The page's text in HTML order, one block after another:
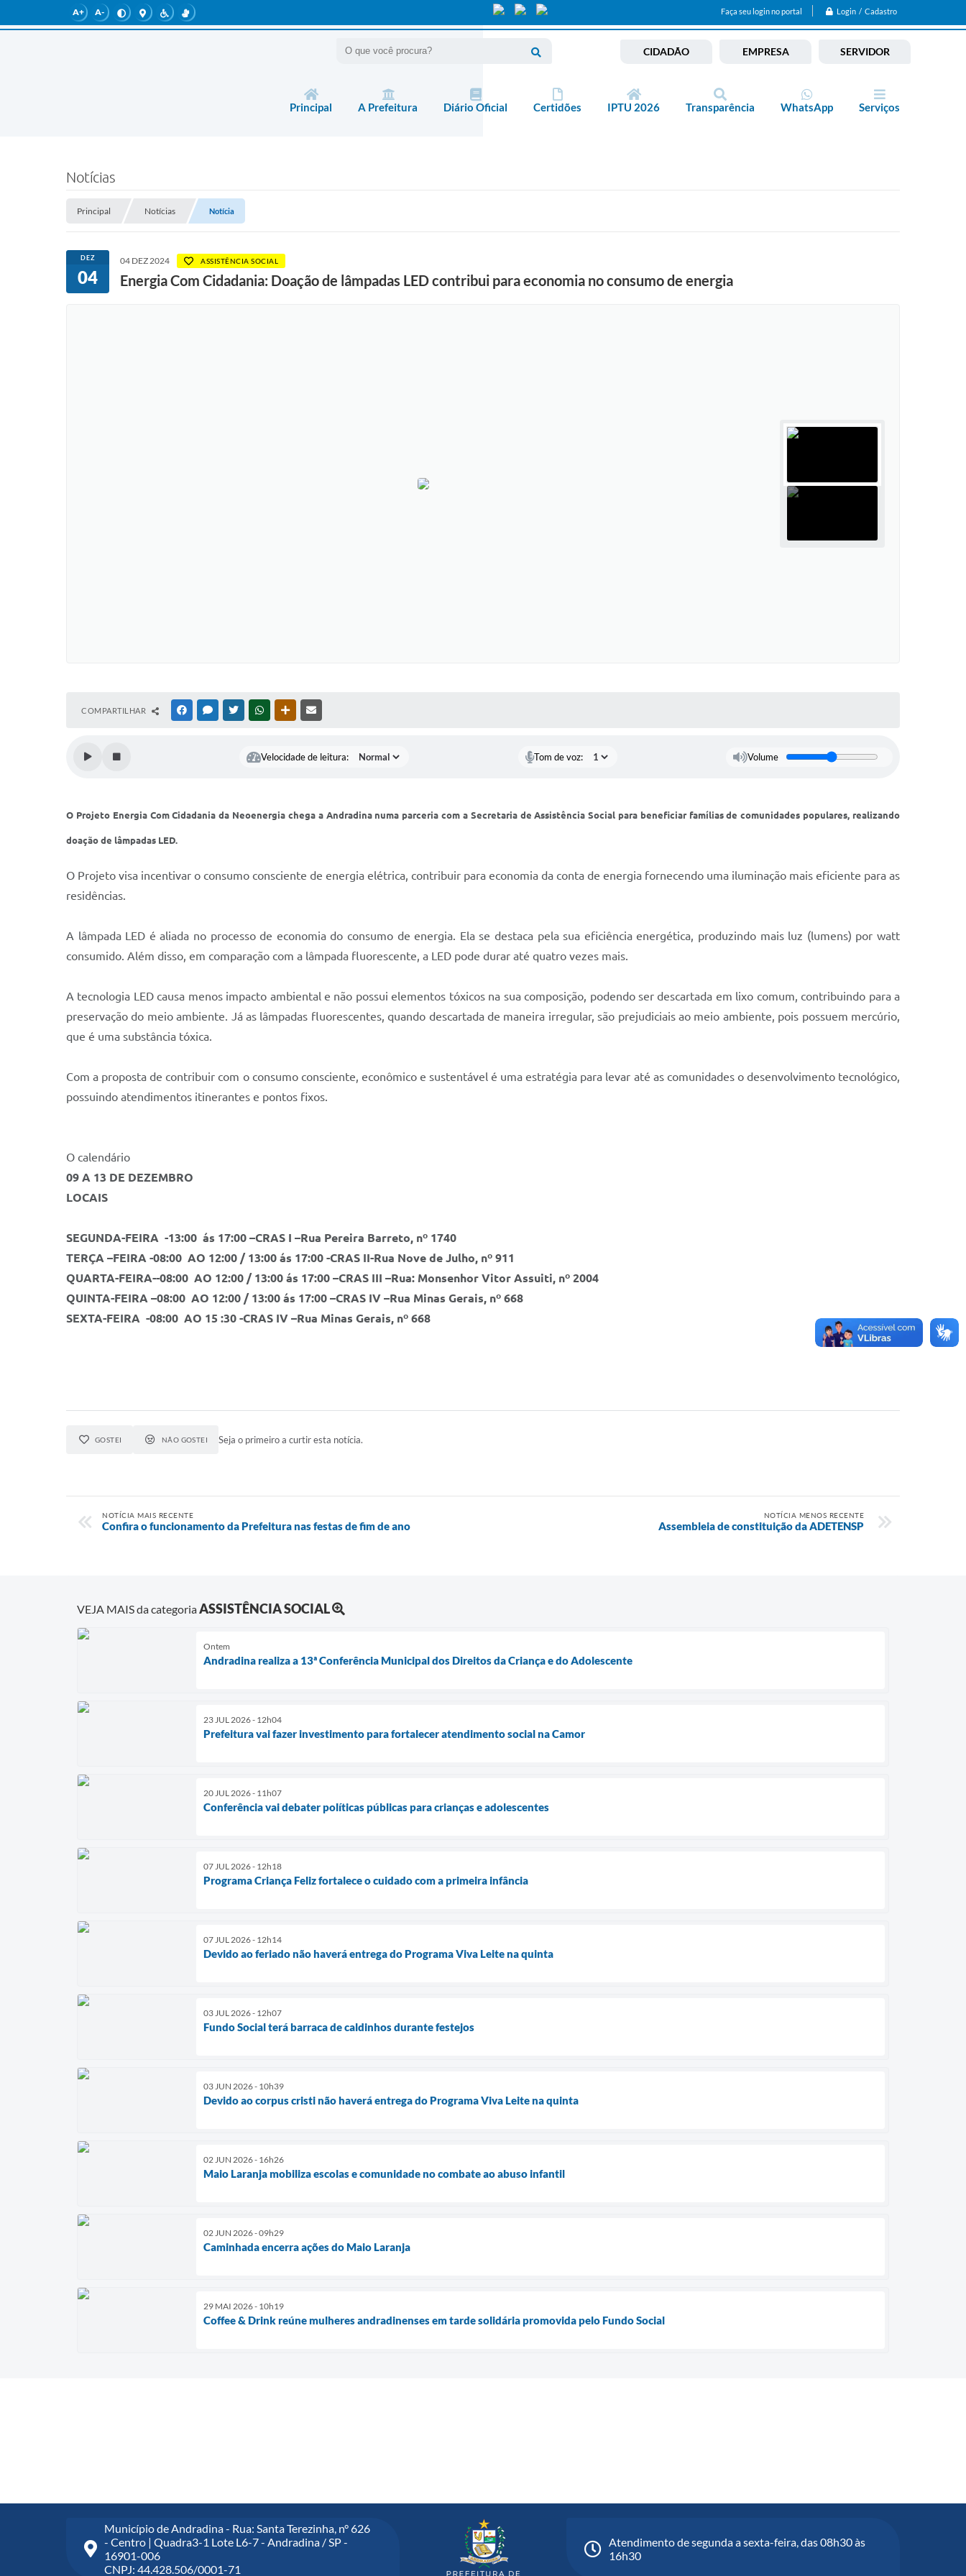
Faça seu login no portal Login / Cadastro
A+ A-
CIDADÃO EMPRESA SERVIDOR
Principal A Prefeitura Diário Oficial Certidões IPTU 2026 Transparência WhatsApp Serviços
Notícias
Principal Notícias Notícia
DEZ
04
04 DEZ 2024 ASSISTÊNCIA SOCIAL
Energia Com Cidadania: Doação de lâmpadas LED contribui para economia no consumo de energia
COMPARTILHAR FACEBOOKMESSENGER
TWITTERWHATSAPPOUTRAS MÍDIAS
Velocidade de leitura: Tom de voz: Volume
O Projeto Energia Com Cidadania da Neoenergia chega a Andradina numa parceria com a Secretaria de Assistência Social para beneficiar famílias de comunidades populares, realizando
doação de lâmpadas LED.
O Projeto visa incentivar o consumo consciente de energia elétrica, contribuir para economia da conta de energia fornecendo uma iluminação mais eficiente para as
residências.
A lâmpada LED é aliada no processo de economia do consumo de energia. Ela se destaca pela sua eficiência energética, produzindo mais luz (lumens) por watt
consumido. Além disso, em comparação com a lâmpada fluorescente, a LED pode durar até quatro vezes mais.
A tecnologia LED causa menos impacto ambiental e não possui elementos tóxicos na sua composição, podendo ser descartada em lixo comum, contribuindo para a
preservação do meio ambiente. Já as lâmpadas fluorescentes, quando descartada de maneira irregular, são prejudiciais ao meio ambiente, pois possuem mercúrio,
que é uma substância tóxica.
Com a proposta de contribuir com o consumo consciente, econômico e sustentável é uma estratégia para levar até as comunidades o desenvolvimento tecnológico,
possuindo atendimentos itinerantes e pontos fixos.
O calendário
09 A 13 DE DEZEMBRO
LOCAIS
SEGUNDA-FEIRA -13:00 ás 17:00 –CRAS I –Rua Pereira Barreto, nº 1740
TERÇA –FEIRA -08:00 AO 12:00 / 13:00 ás 17:00 -CRAS II-Rua Nove de Julho, nº 911
QUARTA-FEIRA--08:00 AO 12:00 / 13:00 ás 17:00 –CRAS III –Rua: Monsenhor Vitor Assuiti, nº 2004
QUINTA-FEIRA –08:00 AO 12:00 / 13:00 ás 17:00 –CRAS IV –Rua Minas Gerais, nº 668
SEXTA-FEIRA -08:00 AO 15 :30 -CRAS IV –Rua Minas Gerais, nº 668
GOSTEI NÃO GOSTEI Seja o primeiro a curtir esta notícia.
NOTÍCIA MAIS RECENTE
Confira o funcionamento da Prefeitura nas festas de fim de ano
NOTÍCIA MENOS RECENTE
Assembleia de constituição da ADETENSP
VEJA MAIS da categoriaASSISTÊNCIA SOCIAL
Ontem
Andradina realiza a 13ª Conferência Municipal dos Direitos da Criança e do Adolescente
23 JUL 2026 - 12h04
Prefeitura vai fazer investimento para fortalecer atendimento social na Camor
20 JUL 2026 - 11h07
Conferência vai debater políticas públicas para crianças e adolescentes
07 JUL 2026 - 12h18
Programa Criança Feliz fortalece o cuidado com a primeira infância
07 JUL 2026 - 12h14
Devido ao feriado não haverá entrega do Programa Viva Leite na quinta
03 JUL 2026 - 12h07
Fundo Social terá barraca de caldinhos durante festejos
03 JUN 2026 - 10h39
Devido ao corpus cristi não haverá entrega do Programa Viva Leite na quinta
02 JUN 2026 - 16h26
Maio Laranja mobiliza escolas e comunidade no combate ao abuso infantil
02 JUN 2026 - 09h29
Caminhada encerra ações do Maio Laranja
29 MAI 2026 - 10h19
Coffee & Drink reúne mulheres andradinenses em tarde solidária promovida pelo Fundo Social
Município de Andradina - Rua: Santa Terezinha, n° 626
- Centro | Quadra3-1 Lote L6-7 - Andradina / SP -
16901-006
CNPJ: 44.428.506/0001-71
Atendimento de segunda a sexta-feira, das 08h30 às
16h30